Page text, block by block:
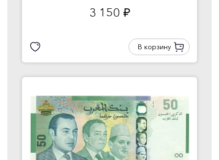
3 150 руб.
В корзину